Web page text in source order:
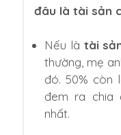
đâu là tài sản
Nếu là tài
thường, mẹ
đó. 50% còn
đem ra chia
nhất.